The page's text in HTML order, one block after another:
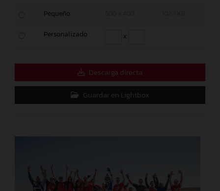
Pequeño
Personalizado x
Descarga directa
Guardar en Lightbox